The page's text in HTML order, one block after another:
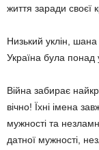
життя зара­ди своєї
Низький уклін,
Україна була понад
Війна забирає
вічно! Їхні імена
мужності та
датної мужності,